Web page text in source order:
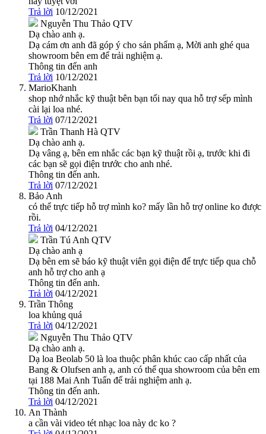
Trả lời 10/12/2021
Nguyễn Thu Thảo QTV
Dạ chào anh ạ.
Dạ cám ơn anh đã góp ý cho sản phẩm ạ, Mời anh ghé qua
showroom bên em để trải nghiệm ạ.
Thông tin đến anh
Trả lời 10/12/2021
MarioKhanh
shop nhớ nhắc kỹ thuật bên bạn tối nay qua hỗ trợ sếp mình
cài lại loa nhé.
Trả lời 07/12/2021
Trần Thanh Hà QTV
Dạ chào anh ạ.
Dạ vâng ạ, bên em nhắc các bạn kỹ thuật rồi ạ, trước khi đi
các bạn sẽ gọi điện trước cho anh nhé.
Thông tin đến anh.
Trả lời 07/12/2021
Bảo Anh
có thể trực tiếp hỗ trợ mình ko? mấy lần hỗ trợ online ko được
rồi.
Trả lời 04/12/2021
Trần Tú Anh QTV
Dạ chào anh ạ
Dạ bên em sẽ báo kỹ thuật viên gọi điện để trực tiếp qua chỗ
anh hỗ trợ cho anh ạ
Thông tin đến anh.
Trả lời 04/12/2021
Trần Thông
loa khủng quá
Trả lời 04/12/2021
Nguyễn Thu Thảo QTV
Dạ chào anh ạ.
Dạ loa Beolab 50 là loa thuộc phân khúc cao cấp nhất của
Bang & Olufsen anh ạ, anh có thể qua showroom của bên em
tại 188 Mai Anh Tuấn để trải nghiệm anh ạ.
Thông tin đến anh.
Trả lời 04/12/2021
An Thành
a cần vài video tét nhạc loa này dc ko ?